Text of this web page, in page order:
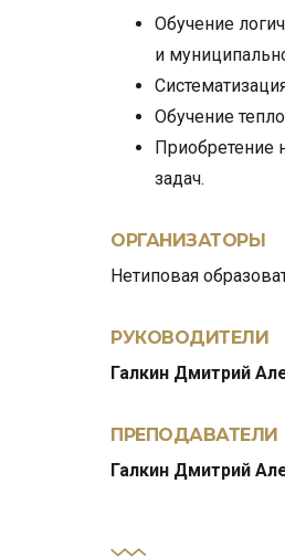
​Обучение
и
Обучение
Приобретение
задач.
ОРГАНИЗАТОРЫ
Нетиповая
РУКОВОДИТЕЛИ
Галкин Дмитрий
ПРЕПОДАВАТЕЛИ
Галкин Дмитрий